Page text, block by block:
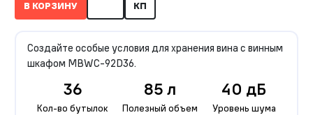
В КОРЗИНУ КП
Создайте особые условия для хранения вина с винным
шкафом MBWC-92D36.
36
Кол-во бутылок
85 л
Полезный объем
40 дБ
Уровень шума